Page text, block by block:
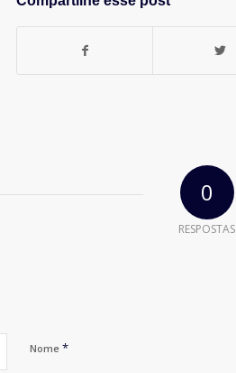
0
RESPOSTAS
Nome *